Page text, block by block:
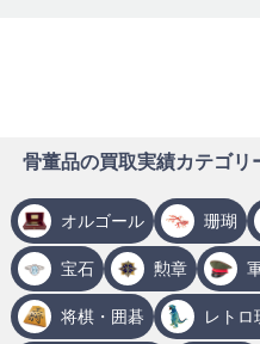
骨董品の買取実績カテゴリ
オルゴール 珊瑚
宝石 勲章
将棋・囲碁 レトロ